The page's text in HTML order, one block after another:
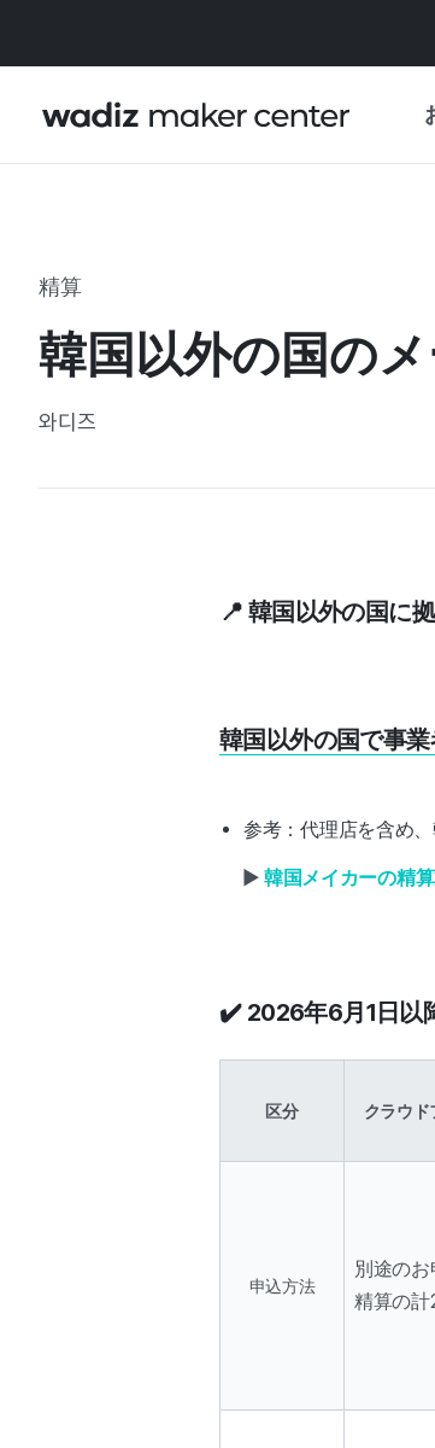
企
精算
韓国以外の国の
와디즈
📍 韓国以外の国に
韓国以外の国で事
参考：代理店を含め
▶️ 韓国メイカーの精
✔️ 2026年6月1日以
区分 クラウド
申込方法
別途の
精算の計